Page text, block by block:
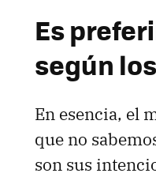
Es
según
En esencia, el
que no
son sus